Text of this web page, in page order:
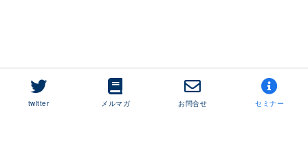
twitter メルマガ お問合せ セミナー